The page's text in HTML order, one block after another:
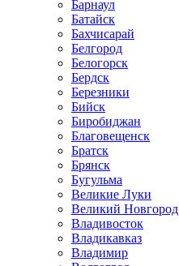
Барнаул
Батайск
Бахчисарай
Белгород
Белогорск
Бердск
Березники
Бийск
Биробиджан
Благовещенск
Братск
Брянск
Бугульма
Великие Луки
Великий Новгород
Владивосток
Владикавказ
Владимир